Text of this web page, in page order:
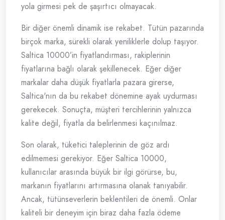
yola girmesi pek de şaşırtıcı olmayacak.
Bir diğer önemli dinamik ise rekabet. Tütün pazarında
birçok marka, sürekli olarak yeniliklerle dolup taşıyor.
Saltica 10000’in fiyatlandırması, rakiplerinin
fiyatlarına bağlı olarak şekillenecek. Eğer diğer
markalar daha düşük fiyatlarla pazara girerse,
Saltica'nın da bu rekabet dönemine ayak uydurması
gerekecek. Sonuçta, müşteri tercihlerinin yalnızca
kalite değil, fiyatla da belirlenmesi kaçınılmaz.
Son olarak, tüketici taleplerinin de göz ardı
edilmemesi gerekiyor. Eğer Saltica 10000,
kullanıcılar arasında büyük bir ilgi görürse, bu,
markanın fiyatlarını artırmasına olanak tanıyabilir.
Ancak, tütünseverlerin beklentileri de önemli. Onlar
kaliteli bir deneyim için biraz daha fazla ödeme